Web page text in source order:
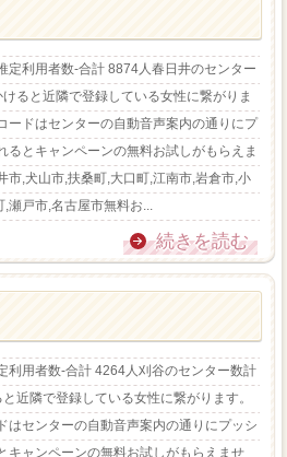
定利用者数-合計 8874人春日井のセンター
ると近隣で登録している女性に繋がりま
ードはセンターの自動音声案内の通りにプ
るとキャンペーンの無料お試しがもらえま
市,犬山市,扶桑町,大口町,江南市,岩倉市,小
戸市,名古屋市無料お...
続きを読む
利用者数-合計 4264人刈谷のセンター数計
近隣で登録している女性に繋がります。
はセンターの自動音声案内の通りにプッシ
キャンペーンの無料お試しがもらえませ